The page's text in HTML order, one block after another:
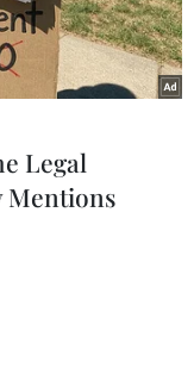
Legal
Mentions